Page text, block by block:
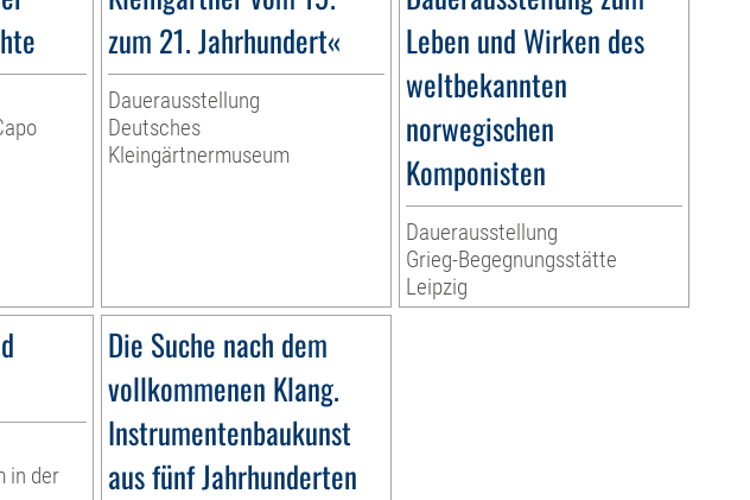
zum 21. Jahrhundert«
Dauerausstellung
Deutsches
Kleingärtnermuseum
Leben und Wirken des
weltbekannten
norwegischen
Komponisten
Dauerausstellung
Grieg-Begegnungsstätte
Leipzig
in der
Die Suche nach dem
vollkommenen Klang.
Instrumentenbaukunst
aus fünf Jahrhunderten